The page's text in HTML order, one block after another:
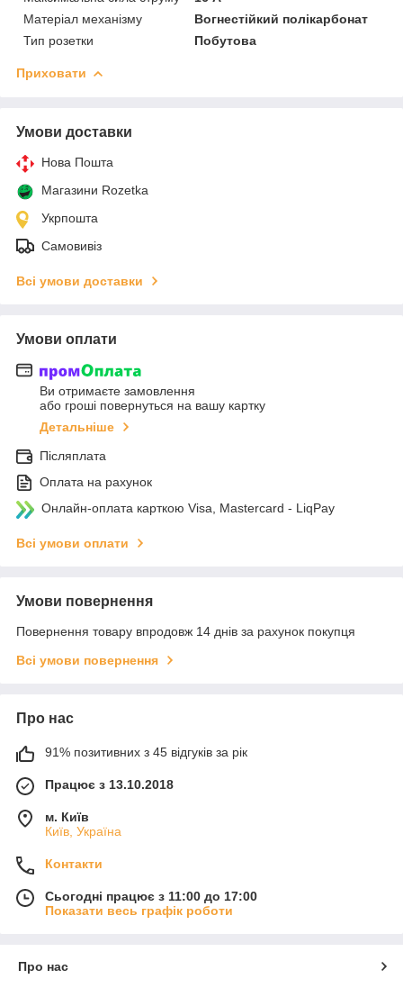
Матеріал механізму
Вогнестійкий полікарбонат
Тип розетки
Побутова
Приховати
Умови доставки
Нова Пошта
Магазини Rozetka
Укрпошта
Самовивіз
Всі умови доставки
Умови оплати
Ви отримаєте замовлення
або гроші повернуться на вашу картку
Детальніше
Післяплата
Оплата на рахунок
Онлайн-оплата карткою Visa, Mastercard - LiqPay
Всі умови оплати
Умови повернення
Повернення товару впродовж 14 днів за рахунок покупця
Всі умови повернення
Про нас
91% позитивних з 45 відгуків за рік
Працює з 13.10.2018
м. Київ
Київ, Україна
Контакти
Сьогодні працює з 11:00 до 17:00
Показати весь графік роботи
Про нас